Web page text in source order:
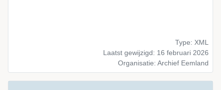
Type: XML
Laatst gewijzigd: 16 februari 2026
Organisatie: Archief Eemland